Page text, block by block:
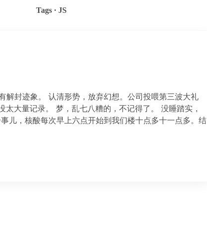
Tags · JS
解封迹象。 认清形势，放弃幻想。公司投喂第三波大礼
大量记录。 梦，乱七八糟的，不记得了。 没睡踏实，
儿，核酸每次早上六点开始到我们楼十点多十一点多。结